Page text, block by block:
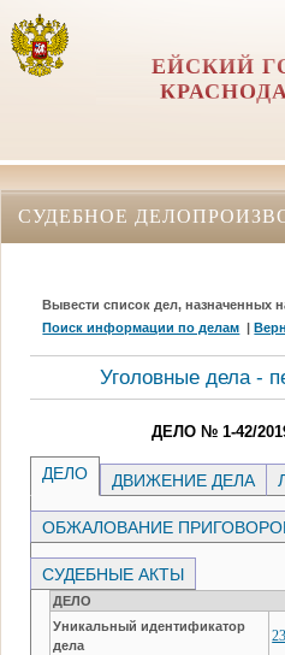
ЕЙСКИЙ
СУДЕБНОЕ
Вывести список дел, назначенных
Поиск информации по делам |
Уголовные дела -
ДЕЛО № 1-42/
ДЕЛО ДВИЖЕНИЕ ДЕЛА
ОБЖАЛОВАНИЕ
СУДЕБНЫЕ АКТЫ
ДЕЛО
Уникальный идентификатор
дела